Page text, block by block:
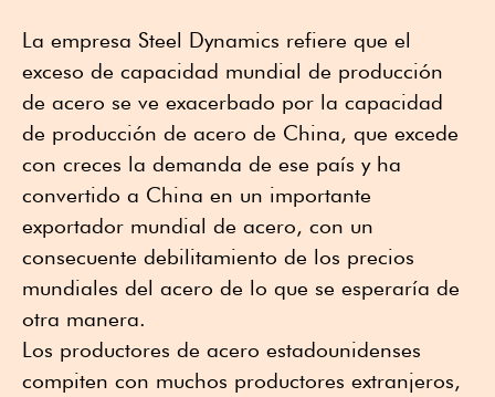
La empresa Steel Dynamics refiere que el
exceso de capacidad mundial de producción
de acero se ve exacerbado por la capacidad
de producción de acero de China, que excede
con creces la demanda de ese país y ha
convertido a China en un importante
exportador mundial de acero, con un
consecuente debilitamiento de los precios
mundiales del acero de lo que se esperaría de
otra manera.
Los productores de acero estadounidenses
compiten con muchos productores extranjeros,